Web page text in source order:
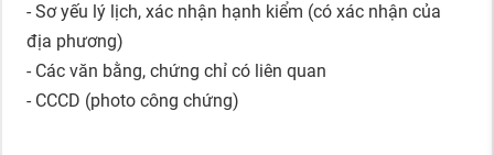
- Sơ yếu lý lịch, xác nhận hạnh kiểm (có xác nhận của
địa phương)
- Các văn bằng, chứng chỉ có liên quan
- CCCD (photo công chứng)